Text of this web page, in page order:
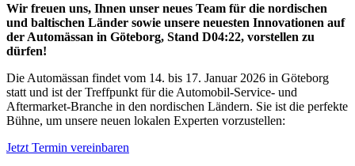
Wir freuen uns, Ihnen unser neues Team für die nordischen
und baltischen Länder sowie unsere neuesten Innovationen auf
der Automässan in Göteborg, Stand D04:22, vorstellen zu
dürfen!
Die Automässan findet vom 14. bis 17. Januar 2026 in Göteborg
statt und ist der Treffpunkt für die Automobil-Service- und
Aftermarket-Branche in den nordischen Ländern. Sie ist die perfekte
Bühne, um unsere neuen lokalen Experten vorzustellen:
Jetzt Termin vereinbaren